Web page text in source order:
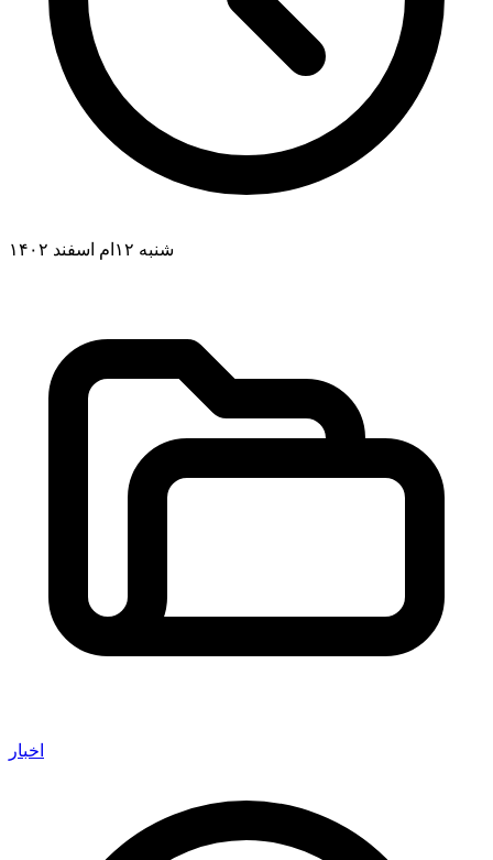
شنبه ۱۲ام اسفند ۱۴۰۲
اخبار